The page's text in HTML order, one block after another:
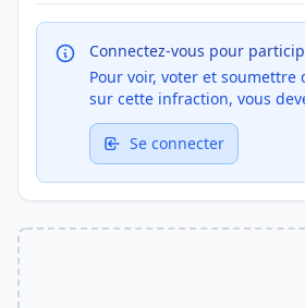
Connectez-vous pour
Pour voir, voter et soumettre
sur cette infraction, vous
Se connecter